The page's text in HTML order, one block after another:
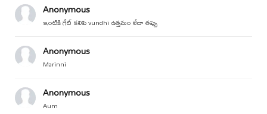
Anonymous
ఇంటికి గేట్ కలిపి vundhi ఉత్తమం లేదా తప్పు
Anonymous
Marinni
Anonymous
Aum